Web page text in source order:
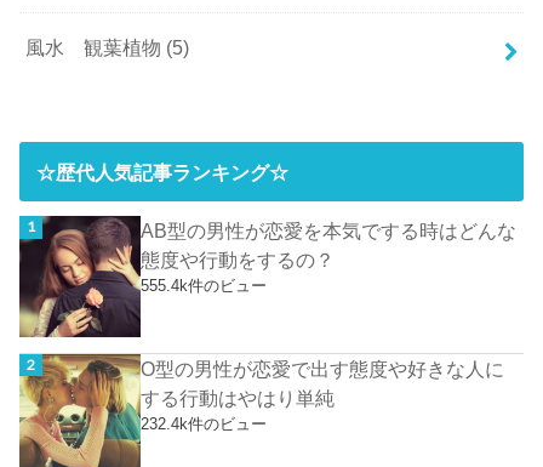
風水 観葉植物 (5)
☆歴代人気記事ランキング☆
AB型の男性が恋愛を本気でする時はどんな
態度や行動をするの？
555.4k件のビュー
O型の男性が恋愛で出す態度や好きな人に
する行動はやはり単純
232.4k件のビュー